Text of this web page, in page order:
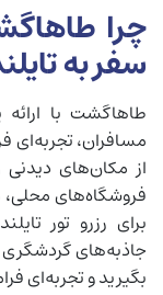
چرا
سفر به
طاهاگشت با
مسافران، تجربه‌ای
از مکان‌های دیدنی
فروشگاه‌های محلی،
برای رزرو تور
جاذبه‌های گردشگری
بگیرید و تجربه‌ای